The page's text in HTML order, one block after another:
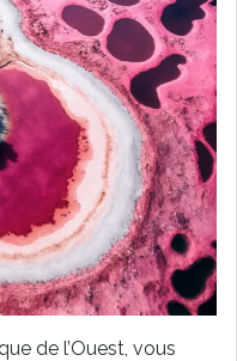
de l’Ouest, vous